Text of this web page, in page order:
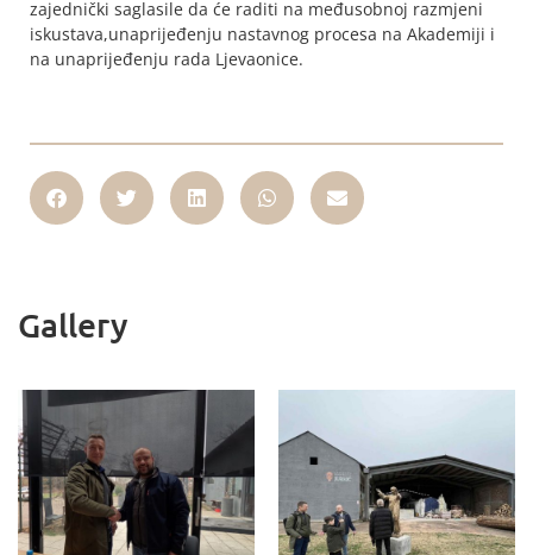
zajednički saglasile da će raditi na međusobnoj razmjeni
iskustava,unaprijeđenju nastavnog procesa na Akademiji i
na unaprijeđenju rada Ljevaonice.
Gallery